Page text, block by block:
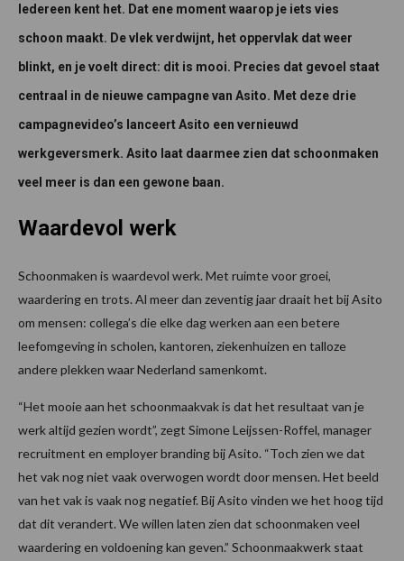
Iedereen kent het. Dat ene moment waarop je iets vies
schoon maakt. De vlek verdwijnt, het oppervlak dat weer
blinkt, en je voelt direct: dit is mooi. Precies dat gevoel staat
centraal in de nieuwe campagne van Asito. Met deze drie
campagnevideo’s lanceert Asito een vernieuwd
werkgeversmerk. Asito laat daarmee zien dat schoonmaken
veel meer is dan een gewone baan.
Waardevol werk
Schoonmaken is waardevol werk. Met ruimte voor groei,
waardering en trots. Al meer dan zeventig jaar draait het bij Asito
om mensen: collega’s die elke dag werken aan een betere
leefomgeving in scholen, kantoren, ziekenhuizen en talloze
andere plekken waar Nederland samenkomt.
“Het mooie aan het schoonmaakvak is dat het resultaat van je
werk altijd gezien wordt”, zegt Simone Leijssen-Roffel, manager
recruitment en employer branding bij Asito. “Toch zien we dat
het vak nog niet vaak overwogen wordt door mensen. Het beeld
van het vak is vaak nog negatief. Bij Asito vinden we het hoog tijd
dat dit verandert. We willen laten zien dat schoonmaken veel
waardering en voldoening kan geven.” Schoonmaakwerk staat